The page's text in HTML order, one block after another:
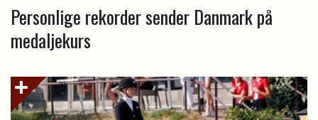
Personlige rekorder sender Danmark på
medaljekurs